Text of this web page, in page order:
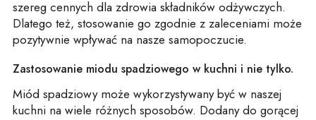
szereg cennych dla zdrowia składników odżywczych.
Dlatego też, stosowanie go zgodnie z zaleceniami może
pozytywnie wpływać na nasze samopoczucie.
Zastosowanie miodu spadziowego w kuchni i nie tylko.
Miód spadziowy może wykorzystywany być w naszej
kuchni na wiele różnych sposobów. Dodany do gorącej